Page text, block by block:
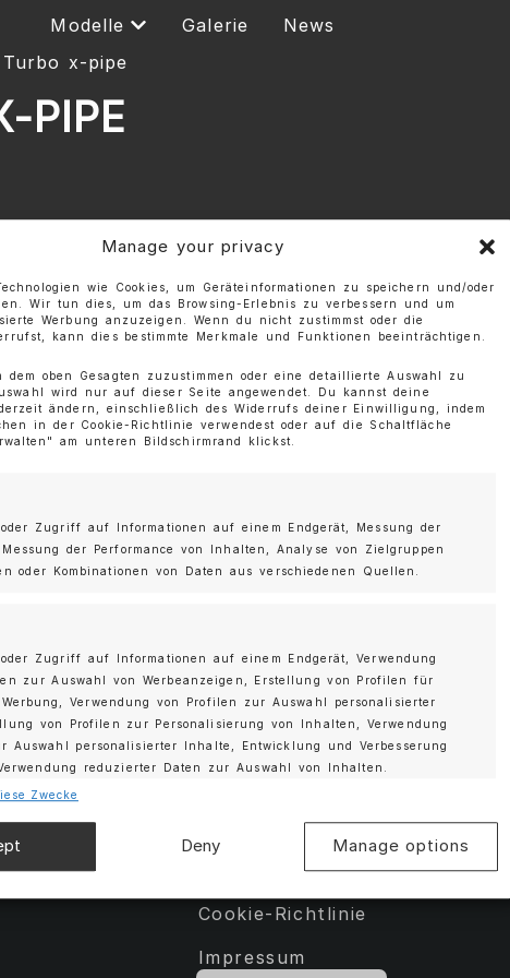
Manage your privacy
wie Cookies, um Geräteinformationen zu speichern und/oder
Wir tun dies, um das Browsing-Erlebnis zu verbessern und um
Werbung anzuzeigen. Wenn du nicht zustimmst oder die
kann dies bestimmte Merkmale und Funktionen beeinträchtigen.
dem oben Gesagten zuzustimmen oder eine detaillierte Auswahl zu
wird nur auf dieser Seite angewendet. Du kannst deine
ändern, einschließlich des Widerrufs deiner Einwilligung, indem
in der Cookie-Richtlinie verwendest oder auf die Schaltfläche
am unteren Bildschirmrand klickst.
Zugriff auf Informationen auf einem Endgerät, Messung der
der Performance von Inhalten, Analyse von Zielgruppen
oder Kombinationen von Daten aus verschiedenen Quellen.
Zugriff auf Informationen auf einem Endgerät, Verwendung
zur Auswahl von Werbeanzeigen, Erstellung von Profilen für
Verwendung von Profilen zur Auswahl personalisierter
von Profilen zur Personalisierung von Inhalten, Verwendung
Auswahl personalisierter Inhalte, Entwicklung und Verbesserung
reduzierter Daten zur Auswahl von Inhalten.
Immer aktiv
Kombination von Daten aus unterschiedlichen
verschiedener Endgeräte, Identifikation von
automatisch übermittelter Informationen.
genauer Standortdaten, Geräte anhand von aktiv
Zwecke
Deny Manage options
Modelle Galerie News
x-pipe
PIPE
Aufklebersatz
€
Mein Konto
Datenschutzrichtlinie
Cookie-Richtlinie
Impressum